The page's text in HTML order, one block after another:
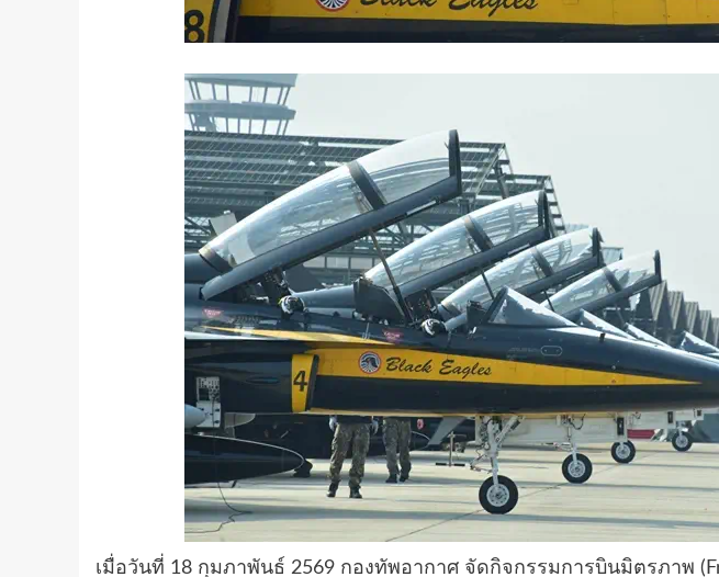
เมื่อวันที่ 18 กุมภาพันธ์ 2569 กองทัพอากาศ จัดกิจกรรมการบินมิตรภาพ